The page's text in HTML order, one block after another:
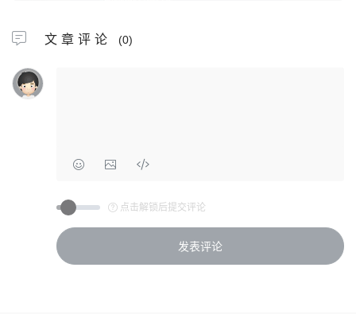
文章评论 (0)
点击解锁后提交评论